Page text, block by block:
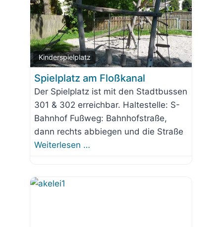
Kinderspielplatz
Favorit
Spielplatz am Floßkanal
Der Spielplatz ist mit den Stadtbussen
301 & 302 erreichbar. Haltestelle: S-
Bahnhof Fußweg: Bahnhofstraße,
dann rechts abbiegen und die Straße
Weiterlesen …